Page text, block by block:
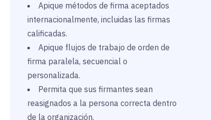
Apique métodos de firma aceptados
internacionalmente, incluidas las firmas
calificadas.
Apique flujos de trabajo de orden de
firma paralela, secuencial o
personalizada.
Permita que sus firmantes sean
reasignados a la persona correcta dentro
de la organización.